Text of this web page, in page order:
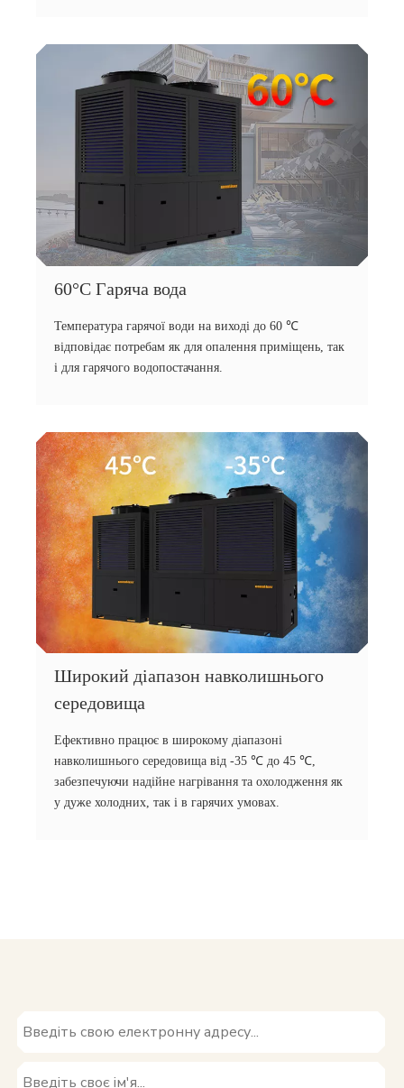
60°C Гаряча вода
Температура гарячої води на виході до 60 ℃
відповідає потребам як для опалення приміщень, так
і для гарячого водопостачання.
Широкий діапазон навколишнього
середовища
Ефективно працює в широкому діапазоні
навколишнього середовища від -35 ℃ до 45 ℃,
забезпечуючи надійне нагрівання та охолодження як
у дуже холодних, так і в гарячих умовах.